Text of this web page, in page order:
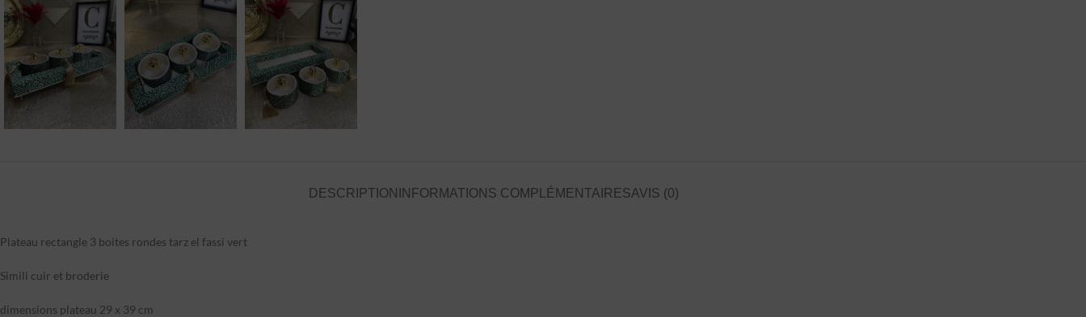
DESCRIPTION INFORMATIONS COMPLÉMENTAIRESAVIS (0)
Plateau rectangle 3 boites rondes tarz el fassi vert
Simili cuir et broderie
dimensions plateau 29 x 39 cm